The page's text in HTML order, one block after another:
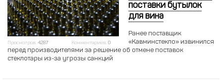
Просмотров: 4287 Комментариев: 0
поставки бутылок
для вина
Ранее поставщик
«Кавминстекло» извинился
перед производителями за решение об отмене поставок
стеклотары из-за угрозы санкций